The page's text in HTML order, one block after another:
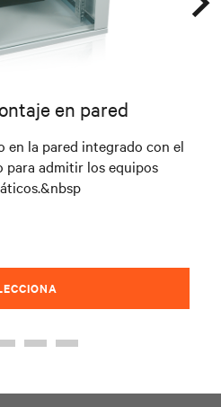
en pared
en la pared integrado con el
para admitir los equipos